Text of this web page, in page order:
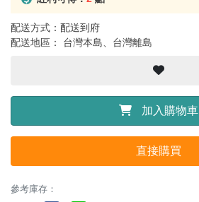
配送方式：配送到府
配送地區： 台灣本島、台灣離島
加入購物車
直接購買
參考庫存：